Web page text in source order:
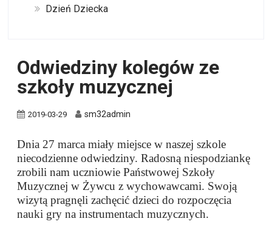
Dzień Dziecka
Odwiedziny kolegów ze
szkoły muzycznej
2019-03-29 sm32admin
Dnia 27 marca miały miejsce w naszej szkole
niecodzienne odwiedziny. Radosną niespodziankę
zrobili nam uczniowie Państwowej Szkoły
Muzycznej w Żywcu z wychowawcami. Swoją
wizytą pragnęli zachęcić dzieci do rozpoczęcia
nauki gry na instrumentach muzycznych.